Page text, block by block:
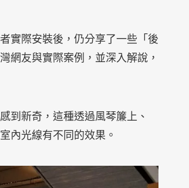
實際安裝後，仍分享了一些「後
網友與實際案例，並深入解說，
到新奇，這種透過風琴簾上、
內光線有不同的效果。